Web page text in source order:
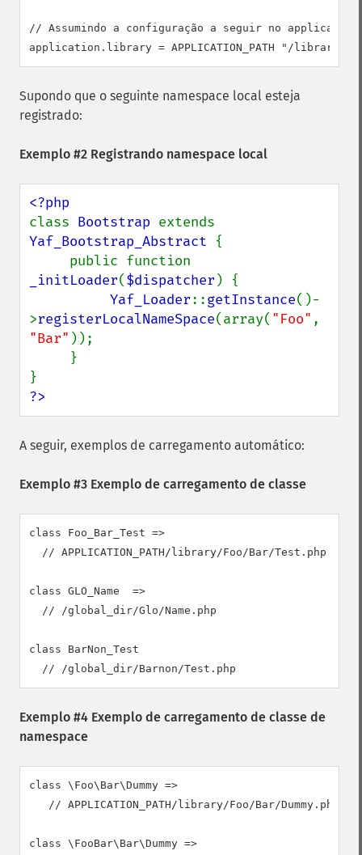
// Assumindo a configuração a seguir no
application.library = APPLICATION_PATH "/library"
Supondo que o seguinte namespace local esteja
registrado:
Exemplo #2 Registrando namespace local
class Bootstrap
Yaf_Bootstrap_Abstract {
_initLoader($dispatcher ) {
Yaf_Loader::getInstance()-
>registerLocalNameSpace(array( "Foo"
"Bar" ));
?>
A seguir, exemplos de carregamento automático:
Exemplo #3 Exemplo de carregamento de classe
class Foo_Bar_Test =>
  // APPLICATION_PATH/library/Foo/Bar/Test.php
class GLO_Name  =>
  // /global_dir/Glo/Name.php
class BarNon_Test
  // /global_dir/Barnon/Test.php
Exemplo #4 Exemplo de carregamento de classe de
namespace
class \Foo\Bar\Dummy =>
   // APPLICATION_PATH/library/Foo/Bar/Dummy.php
class \FooBar\Bar\Dummy =>